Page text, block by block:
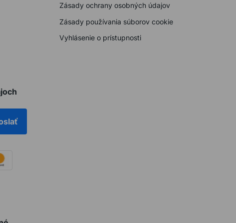
Zásady ochrany osobných údajov
Zásady používania súborov cookie
Vyhlásenie o prístupnosti